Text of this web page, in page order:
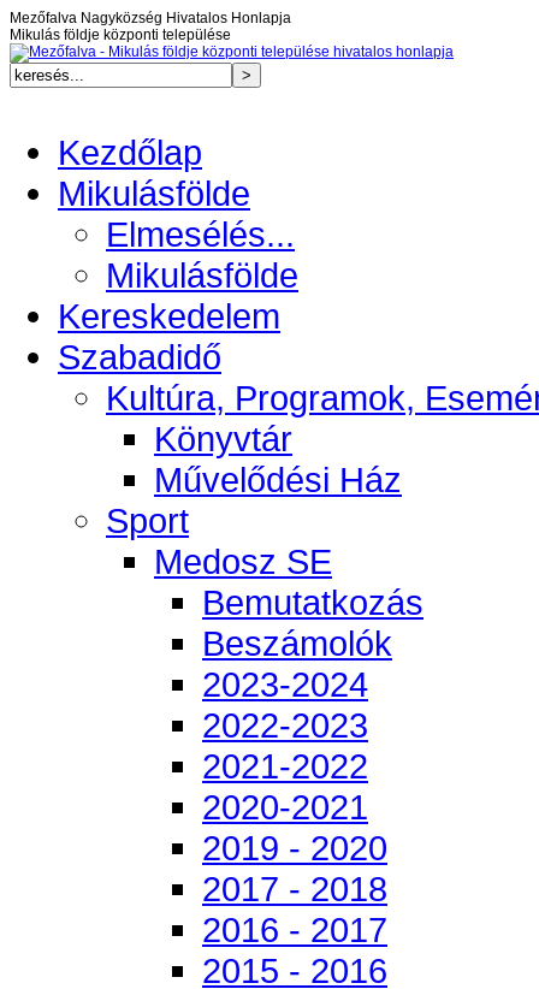
Mezőfalva Nagyközség Hivatalos Honlapja
Mikulás földje központi települése
Kezdőlap
Mikulásfölde
Elmesélés...
Mikulásfölde
Kereskedelem
Szabadidő
Kultúra, Programok,
Könyvtár
Művelődési Ház
Sport
Medosz SE
Bemutatkozás
Beszámolók
2023-2024
2022-2023
2021-2022
2020-2021
2019 - 2020
2017 - 2018
2016 - 2017
2015 - 2016